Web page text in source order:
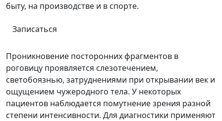
быту, на производстве и в спорте.
Записаться
Проникновение посторонних фрагментов в
роговицу проявляется слезотечением,
светобоязнью, затруднениями при открывании век и
ощущением чужеродного тела. У некоторых
пациентов наблюдается помутнение зрения разной
степени интенсивности. Для диагностики применяют